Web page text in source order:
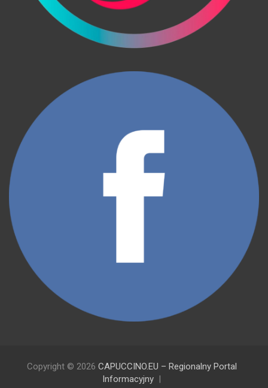
Copyright © 2026 CAPUCCINO.EU – Regionalny Portal
Informacyjny